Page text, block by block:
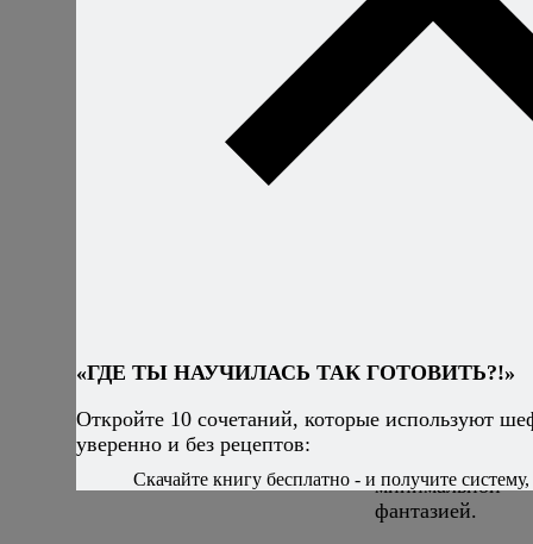
спагетти с
из свежих
помидоров
,
столь же
блюдо, ризотто,
также может
гвоздём
программы, если
минимальной
фантазией.
«ГДЕ ТЫ НАУЧИЛАСЬ ТАК ГОТОВИТЬ?!»
Откройте 10 сочетаний, которые используют
уверенно и без рецептов:
Скачайте книгу бесплатно - и получите систему,